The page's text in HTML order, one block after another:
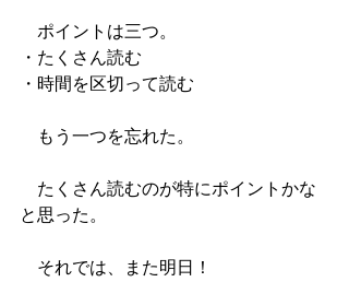
ポイントは三つ。
・たくさん読む
・時間を区切って読む
もう一つを忘れた。
たくさん読むのが特にポイントかな
と思った。
それでは、また明日！